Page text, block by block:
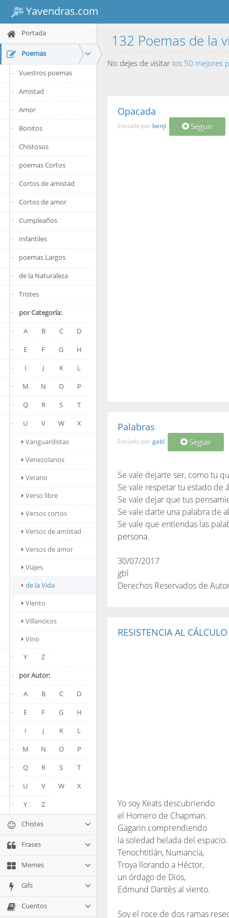
Yavendras.com
Portada
Poemas
Vuestros poemas
Amistad
Amor
Bonitos
Chistosos
poemas Cortos
Cortos de amistad
Cortos de amor
Cumpleaños
Infantiles
poemas Largos
de la Naturaleza
Tristes
por Categoría:
A
B C
D
E
F G
H
I
J K
L
M
N O
P
Q
R S
T
U
V W
X
Vanguardistas
Venezolanos
Verano
Verso libre
Versos cortos
Versos de amistad
Versos de amor
Viajes
de la Vida
Viento
Villancicos
Vino
Y
Z
por Autor:
A
B C
D
E
F G
H
I
J K
L
M
N O
P
Q
R S
T
U
V W
X
Y
Z
Chistes
Frases
Memes
Gifs
Cuentos
132 Poemas de la
No dejes de visitar los 50 mejores
Opacada
Enviado por benji Seguir
Palabras
Enviado por gabl Seguir
Se vale dejarte ser, como tu
Se vale respetar tu estado de
Se vale dejar que tus
Se vale darte una palabra de
Se vale que entiendas las
persona.
30/07/2017
gbl
Derechos Reservados de
RESISTENCIA AL CÁLCULO
Yo soy Keats descubriendo
el Homero de Chapman.
Gagarin comprendiendo
la soledad helada del espacio.
Tenochtitlán, Numancia,
Troya llorando a Héctor,
un órdago de Dios,
Edmund Dantès al viento.
Soy el roce de dos ramas